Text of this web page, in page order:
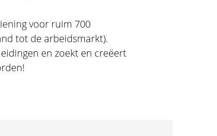
voor ruim 700
tot de arbeidsmarkt).
en zoekt en creëert